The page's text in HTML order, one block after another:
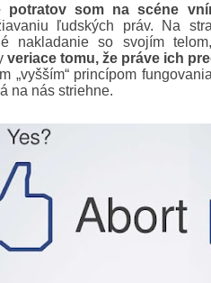
potratov som na scéne
ľudských práv. Na
nakladanie so svojím
veriace tomu, že práve ich
„vyšším“ princípom
na nás striehne.